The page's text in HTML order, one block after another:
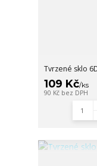
Tvrzené sklo
109 Kč/ks
90 Kč bez DPH